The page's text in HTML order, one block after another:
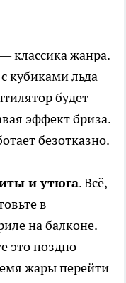
классика жанра.
кубиками льда
будет
эффект бриза.
безотказно.
и утюга. Всё,
в
на балконе.
это поздно
жары перейти